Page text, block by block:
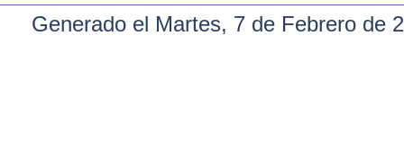
Generado el Martes, 7 de Febrero de